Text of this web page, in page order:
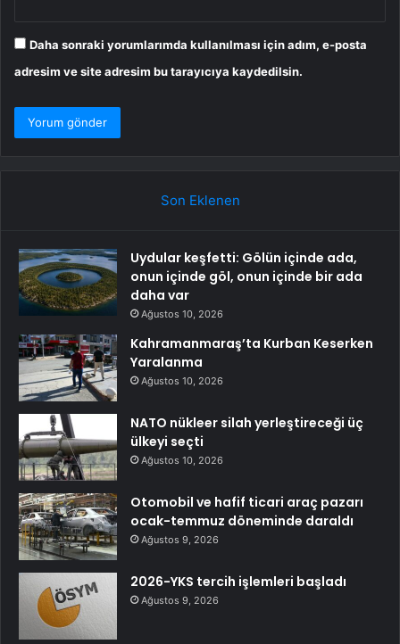
Daha sonraki yorumlarımda kullanılması için adım, e-posta
adresim ve site adresim bu tarayıcıya kaydedilsin.
Son Eklenen
Uydular keşfetti: Gölün içinde ada,
onun içinde göl, onun içinde bir ada
daha var
Ağustos 10, 2026
Kahramanmaraş’ta Kurban Keserken
Yaralanma
Ağustos 10, 2026
NATO nükleer silah yerleştireceği üç
ülkeyi seçti
Ağustos 10, 2026
Otomobil ve hafif ticari araç pazarı
ocak-temmuz döneminde daraldı
Ağustos 9, 2026
2026-YKS tercih işlemleri başladı
Ağustos 9, 2026